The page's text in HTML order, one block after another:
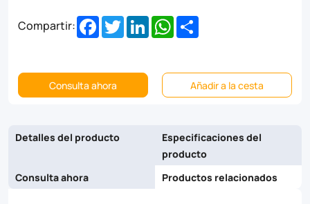
this
and
meanwhile
provides
solid
protection
Compartir: Facebook
TwitterLinkedInWhatsApp
Consulta ahora Añadir a la cesta
Detalles del producto
Especificaciones del
producto
Consulta ahora
Productos relacionados